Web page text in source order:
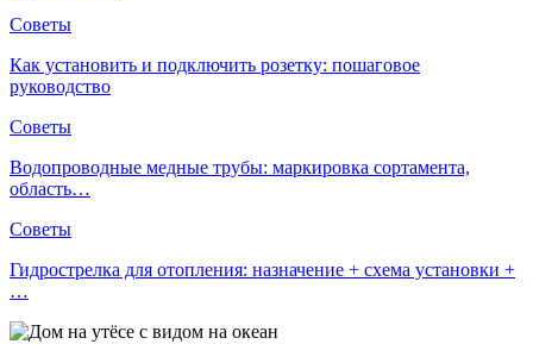
Советы
Как установить и подключить розетку: пошаговое
руководство
Советы
Водопроводные медные трубы: маркировка сортамента,
область…
Советы
Гидрострелка для отопления: назначение + схема установки +
…